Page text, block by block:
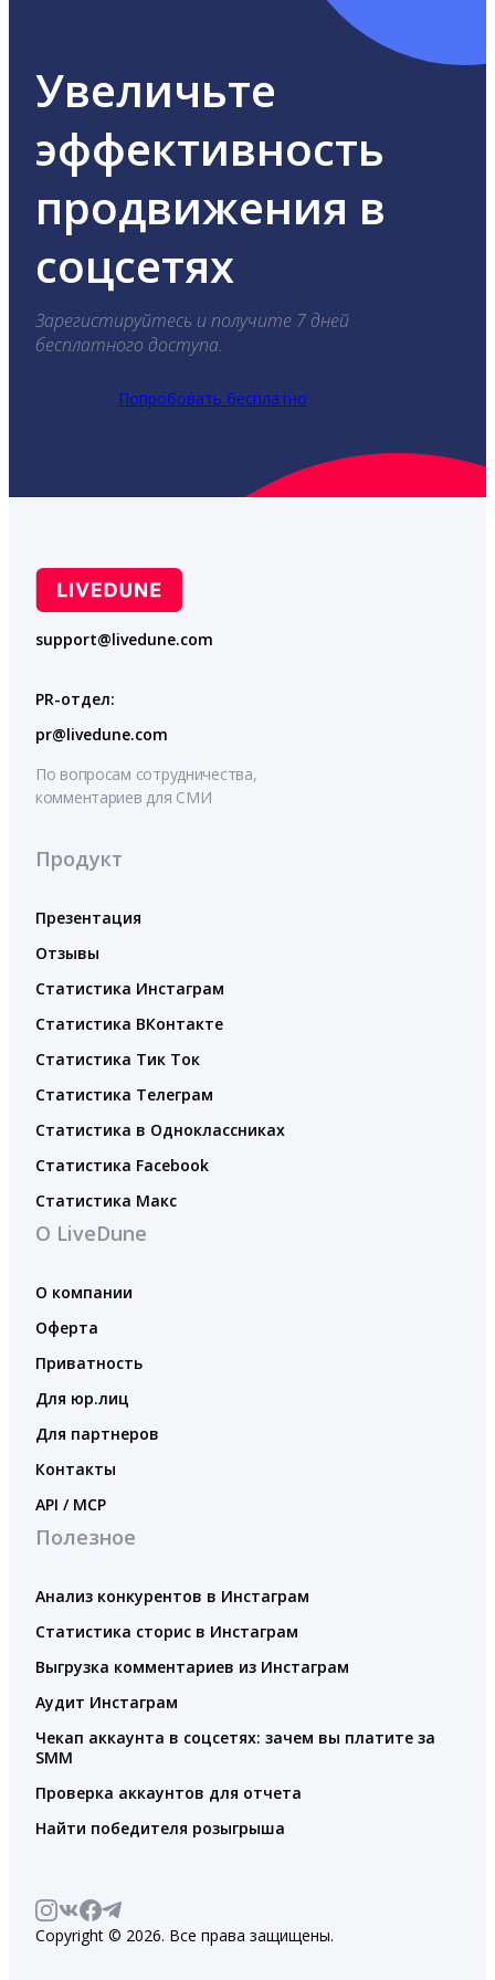
Увеличьте
эффективность
продвижения в
соцсетях
Зарегистируйтесь и получите 7 дней
бесплатного доступа.
Попробовать бесплатно
support@livedune.com
PR-отдел:
pr@livedune.com
По вопросам сотрудничества,
комментариев для СМИ
Продукт
Презентация
Отзывы
Статистика Инстаграм
Статистика ВКонтакте
Статистика Тик Ток
Статистика Телеграм
Статистика в Одноклассниках
Статистика Facebook
Статистика Макс
О LiveDune
О компании
Оферта
Приватность
Для юр.лиц
Для партнеров
Контакты
API / MCP
Полезное
Анализ конкурентов в Инстаграм
Статистика сторис в Инстаграм
Выгрузка комментариев из Инстаграм
Аудит Инстаграм
Чекап аккаунта в соцсетях: зачем вы платите за
SMM
Проверка аккаунтов для отчета
Найти победителя розыгрыша
Copyright © 2026. Все права защищены.